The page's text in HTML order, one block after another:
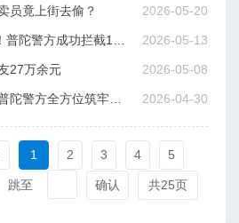
员竟上街去偷？ 2026-05-20
2026-05-13
27万余元 2026-05-08
2026-04-30
1 2 3 4 5
跳至 确认 共25页